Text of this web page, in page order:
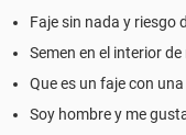
Faje sin nada y riesgo
Semen en el interior
Que es un faje con
Soy hombre y me